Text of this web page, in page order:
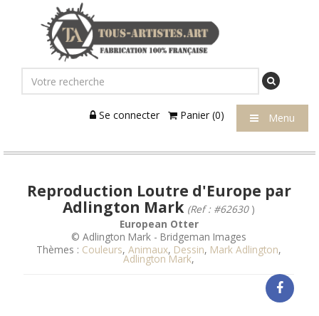
Se connecter Panier (0) Menu
Reproduction Loutre d'Europe par
Adlington Mark (Ref : #62630)
European Otter
© Adlington Mark - Bridgeman Images
Thèmes : Couleurs, Animaux, Dessin, Mark Adlington,
Adlington Mark,